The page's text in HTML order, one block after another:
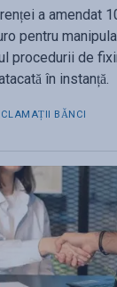
a amendat
pentru
procedurii de
în instanță.
BĂNCI